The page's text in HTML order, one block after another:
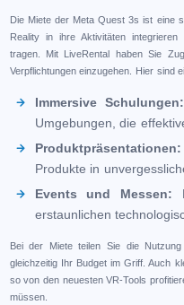
Die Miete der Meta Quest 3s ist eine
Reality in ihre Aktivitäten
tragen. Mit LiveRental haben Sie
Verpflichtungen einzugehen. Hier sind
Immersive Schulungen:
Umgebungen, die
Produktpräsentationen:
Produkte in
Events und Messen:
erstaunlichen
Bei der Miete teilen Sie die
gleichzeitig Ihr Budget im Griff. Auch
so von den neuesten VR-Tools
müssen.